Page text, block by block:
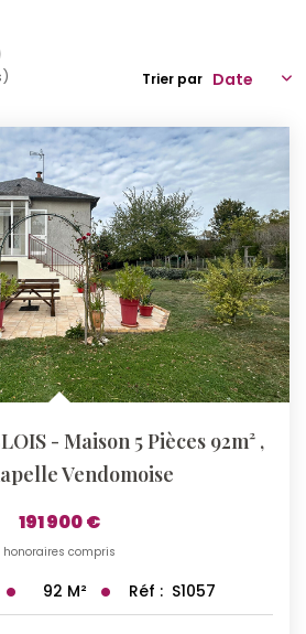
Nous ?
Nos Actualités
Partenaires
CONTACT
Trier par
- Maison 5 Pièces 92m² ,
Vendomoise
191 900 €
honoraires compris
92 M² Réf : S1057